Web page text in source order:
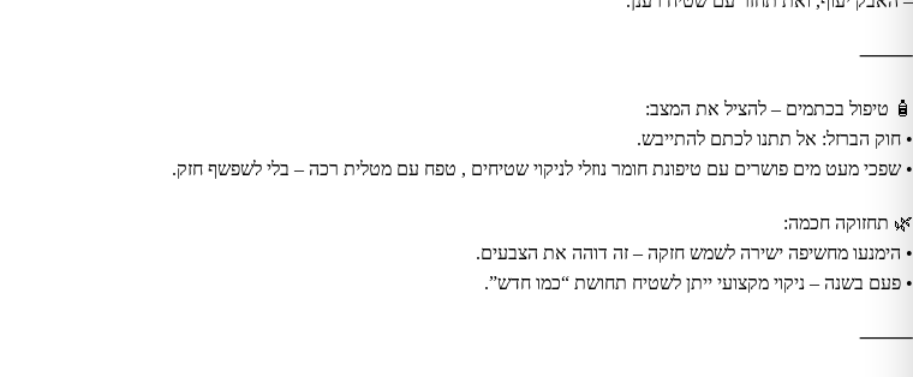
⸻
🧴 טיפול בכתמים – להציל את המצב:
• חוק הברזל: אל תתנו לכתם להתייבש.
• שפכי מעט מים פושרים עם טיפונת חומר נוזלי לניקוי שטיחים , טפח עם מטלית רכה – בלי לשפשף חזק.
🌿 תחזוקה חכמה:
• הימנעו מחשיפה ישירה לשמש חזקה – זה דוהה את הצבעים.
• פעם בשנה – ניקוי מקצועי ייתן לשטיח תחושת “כמו חדש”.
⸻